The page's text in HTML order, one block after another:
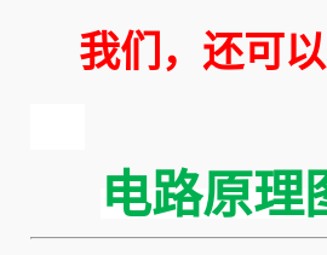
我们，还可
电路原理